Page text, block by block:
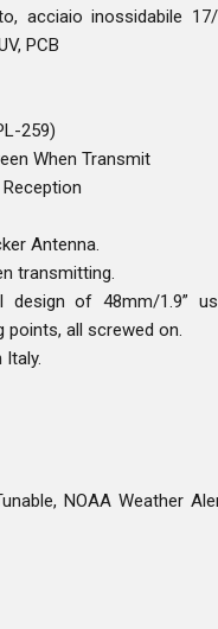
acciaio inossidabile
PCB
259)
When Transmit
Antenna.
transmitting.
design of 48mm/1.9”
all screwed on.
NOAA Weather